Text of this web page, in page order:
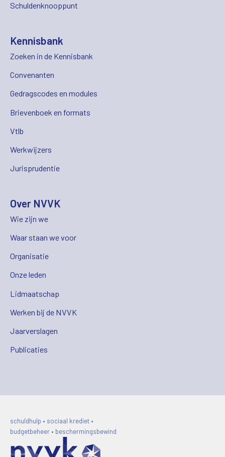
Schuldenknooppunt
Kennisbank
Zoeken in de Kennisbank
Convenanten
Gedragscodes en modules
Brievenboek en formats
Vtlb
Werkwijzers
Jurisprudentie
Over NVVK
Wie zijn we
Waar staan we voor
Organisatie
Onze leden
Lidmaatschap
Werken bij de NVVK
Jaarverslagen
Publicaties
schuldhulp • sociaal krediet •
budgetbeheer • beschermingsbewind